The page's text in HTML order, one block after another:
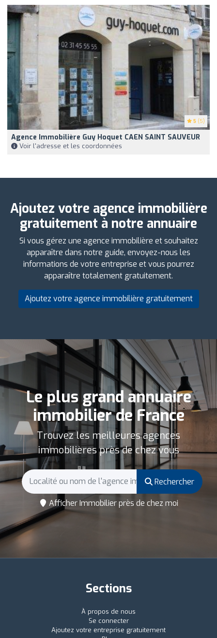
5 (5)
Agence Immobilière Guy Hoquet CAEN SAINT SAUVEUR
Voir l'adresse et les coordonnées
Ajoutez votre agence immobilière
gratuitement à notre annuaire
Si vous gérez une agence immobilière et souhaitez
apparaître dans notre guide, envoyez-nous les
informations de votre entreprise et vous pourrez
apparaître totalement gratuitement.
Ajoutez votre agence immobilière gratuitement
Le plus grand annuaire
immobilier de France
Trouvez les meilleures agences
immobilières près de chez vous
Rechercher
Afficher Immobilier près de chez moi
Sections
À propos de nous
Se connecter
Ajoutez votre entreprise gratuitement